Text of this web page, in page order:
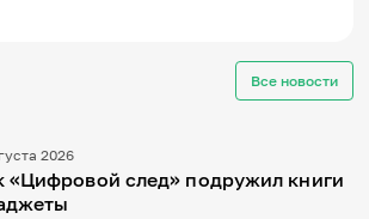
Все новости
2026
«Цифровой след» подружил книги